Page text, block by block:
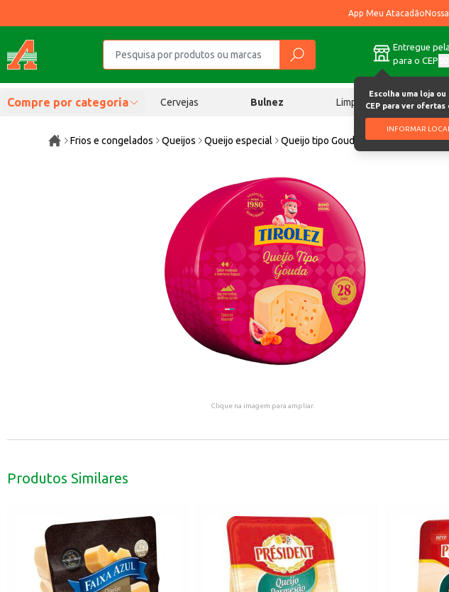
App Meu Atacadão
Entregue
para o CEP
Escolha uma loja
CEP para ver ofertas
INFORMAR
Compre por categoria Cervejas Bulnez Limpeza
Frios e congelados Queijos Queijo especial Queijo tipo Gouda Tirolez Preço por
Clique na imagem para ampliar.
Produtos Similares